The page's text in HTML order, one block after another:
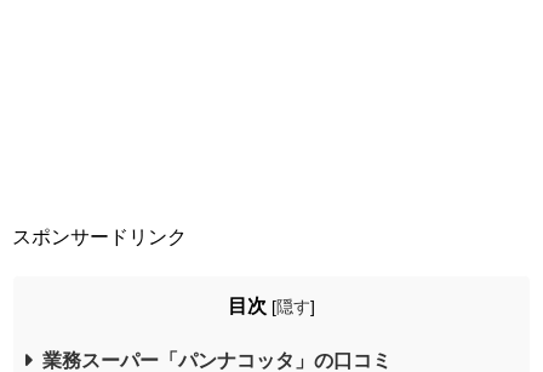
スポンサードリンク
目次 [隠す]
業務スーパー「パンナコッタ」の口コミ